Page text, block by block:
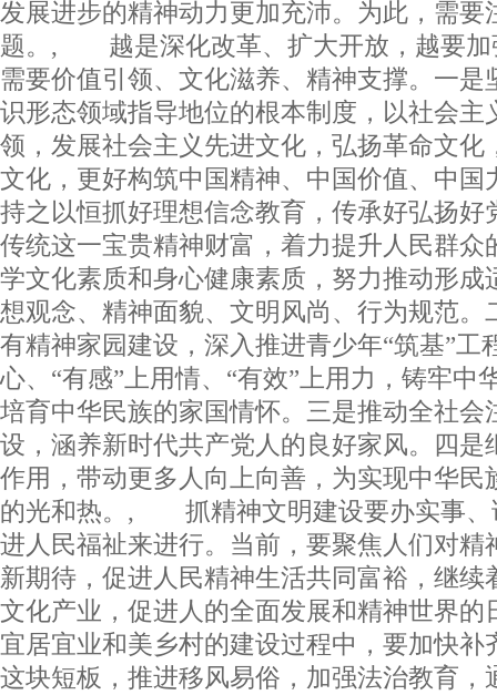
发展进步的精神动力更加充沛。为此，需要
题。, 越是深化改革、扩大开放，越要加
需要价值引领、文化滋养、精神支撑。一是
识形态领域指导地位的根本制度，以社会主
领，发展社会主义先进文化，弘扬革命文化
文化，更好构筑中国精神、中国价值、中国
持之以恒抓好理想信念教育，传承好弘扬好
传统这一宝贵精神财富，着力提升人民群众
学文化素质和身心健康素质，努力推动形成
想观念、精神面貌、文明风尚、行为规范。
有精神家园建设，深入推进青少年“筑基”工
心、“有感”上用情、“有效”上用力，铸牢中
培育中华民族的家国情怀。三是推动全社会
设，涵养新时代共产党人的良好家风。四是
作用，带动更多人向上向善，为实现中华民
的光和热。, 抓精神文明建设要办实事、
进人民福祉来进行。当前，要聚焦人们对精
新期待，促进人民精神生活共同富裕，继续
文化产业，促进人的全面发展和精神世界的
宜居宜业和美乡村的建设过程中，要加快补
这块短板，推进移风易俗，加强法治教育，